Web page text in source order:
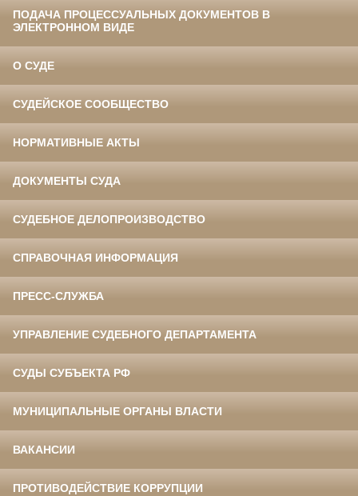
ПОДАЧА ПРОЦЕССУАЛЬНЫХ ДОКУМЕНТОВ В
ЭЛЕКТРОННОМ ВИДЕ
О СУДЕ
СУДЕЙСКОЕ СООБЩЕСТВО
НОРМАТИВНЫЕ АКТЫ
ДОКУМЕНТЫ СУДА
СУДЕБНОЕ ДЕЛОПРОИЗВОДСТВО
СПРАВОЧНАЯ ИНФОРМАЦИЯ
ПРЕСС-СЛУЖБА
УПРАВЛЕНИЕ СУДЕБНОГО ДЕПАРТАМЕНТА
СУДЫ СУБЪЕКТА РФ
МУНИЦИПАЛЬНЫЕ ОРГАНЫ ВЛАСТИ
ВАКАНСИИ
ПРОТИВОДЕЙСТВИЕ КОРРУПЦИИ